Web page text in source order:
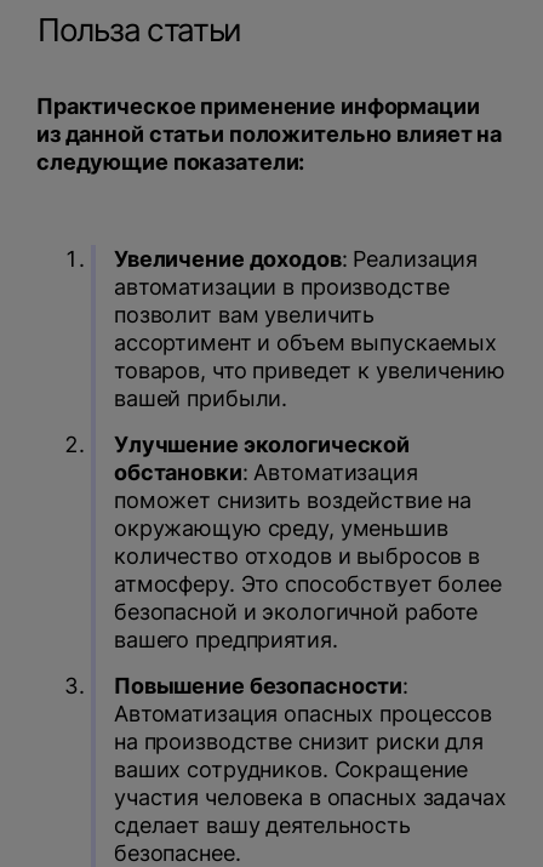
Польза статьи
Практическое применение информации
из данной статьи положительно влияет на
следующие показатели:
Увеличение доходов: Реализация
автоматизации в производстве
позволит вам увеличить
ассортимент и объем выпускаемых
товаров, что приведет к увеличению
вашей прибыли.
Улучшение экологической
обстановки: Автоматизация
поможет снизить воздействие на
окружающую среду, уменьшив
количество отходов и выбросов в
атмосферу. Это способствует более
безопасной и экологичной работе
вашего предприятия.
Повышение безопасности:
Автоматизация опасных процессов
на производстве снизит риски для
ваших сотрудников. Сокращение
участия человека в опасных задачах
сделает вашу деятельность
безопаснее.